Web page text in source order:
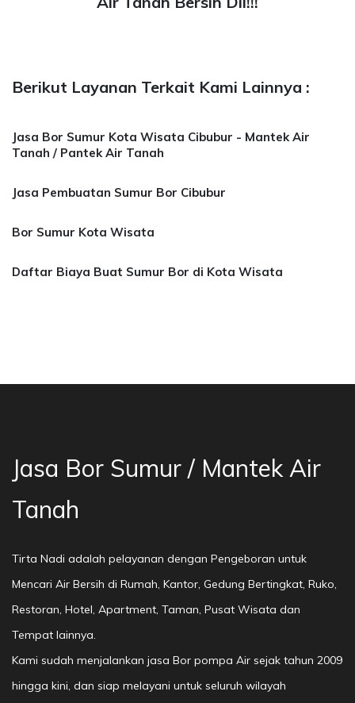
Berikut Layanan Terkait Kami Lainnya :
Jasa Bor Sumur Kota Wisata Cibubur - Mantek Air
Tanah / Pantek Air Tanah
Jasa Pembuatan Sumur Bor Cibubur
Bor Sumur Kota Wisata
Daftar Biaya Buat Sumur Bor di Kota Wisata
Jasa Bor Sumur / Mantek Air
Tanah
Tirta Nadi adalah pelayanan dengan Pengeboran untuk
Mencari Air Bersih di Rumah, Kantor, Gedung Bertingkat, Ruko,
Restoran, Hotel, Apartment, Taman, Pusat Wisata dan
Tempat lainnya.
Kami sudah menjalankan jasa Bor pompa Air sejak tahun 2009
hingga kini, dan siap melayani untuk seluruh wilayah